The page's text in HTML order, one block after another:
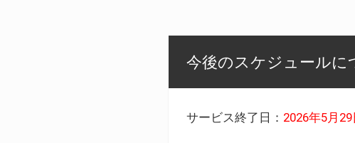
今後のスケジュールに
サービス終了日： 2026年5月29